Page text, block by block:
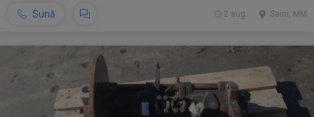
Sună Seini, MM
2 aug.